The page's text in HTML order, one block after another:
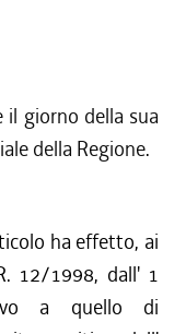
il giorno della sua
della Regione.
ha effetto, ai
12/1998, dall' 1
a quello di